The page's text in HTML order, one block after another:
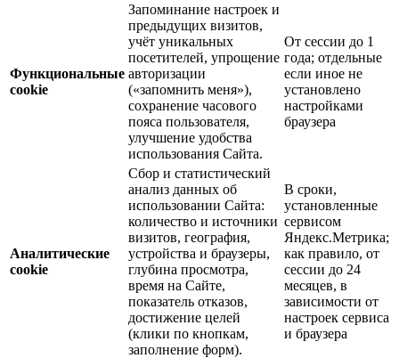
Функциональные
cookie
Запоминание настроек и
предыдущих визитов,
учёт уникальных
посетителей, упрощение
авторизации
(«запомнить меня»),
сохранение часового
пояса пользователя,
улучшение удобства
использования Сайта.
От сессии до 1
года; отдельные
если иное не
установлено
настройками
браузера
Аналитические
cookie
Сбор и статистический
анализ данных об
использовании Сайта:
количество и источники
визитов, география,
устройства и браузеры,
глубина просмотра,
время на Сайте,
показатель отказов,
достижение целей
(клики по кнопкам,
заполнение форм).
В сроки,
установленные
сервисом
Яндекс.Метрика;
как правило, от
сессии до 24
месяцев, в
зависимости от
настроек сервиса
и браузера